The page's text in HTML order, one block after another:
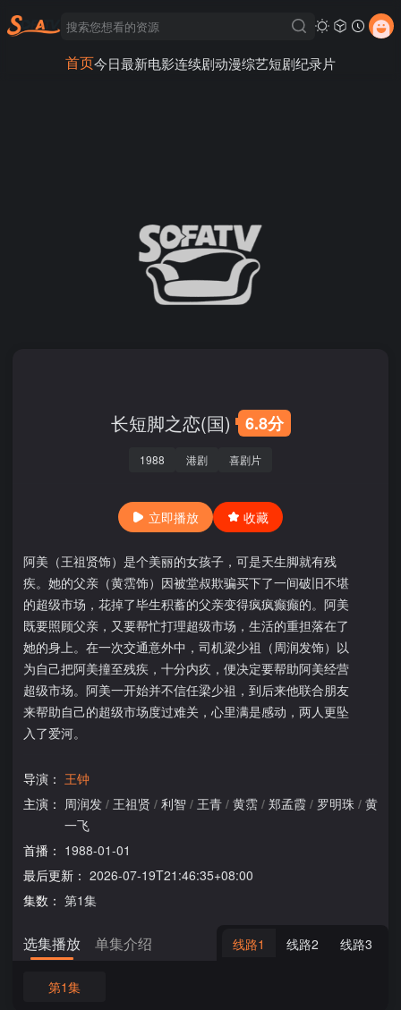
首页今日最新电影连续剧动漫综艺短剧纪录片
长短脚之恋(国) 6.8分
1988 港剧 喜剧片
立即播放 收藏
阿美（王祖贤饰）是个美丽的女孩子，可是天生脚就有残
疾。她的父亲（黄霑饰）因被堂叔欺骗买下了一间破旧不堪
的超级市场，花掉了毕生积蓄的父亲变得疯疯癫癫的。阿美
既要照顾父亲，又要帮忙打理超级市场，生活的重担落在了
她的身上。在一次交通意外中，司机梁少祖（周润发饰）以
为自己把阿美撞至残疾，十分内疚，便决定要帮助阿美经营
超级市场。阿美一开始并不信任梁少祖，到后来他联合朋友
来帮助自己的超级市场度过难关，心里满是感动，两人更坠
入了爱河。
导演： 王钟
主演： 周润发 / 王祖贤 / 利智 / 王青 / 黄霑 / 郑孟霞 / 罗明珠 / 黄
一飞
首播： 1988-01-01
最后更新： 2026-07-19T21:46:35+08:00
集数： 第1集
选集播放 单集介绍 线路1 线路2 线路3
第1集